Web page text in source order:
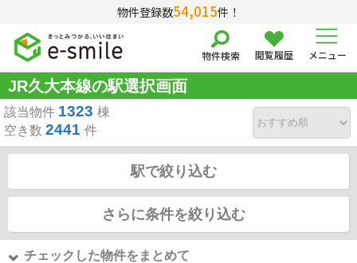
物件登録数54,015件！
物件検索 閲覧履歴 メニュー
JR久大本線の駅選択画面
該当物件 1323 棟
空き数 2441 件
駅で絞り込む
さらに条件を絞り込む
チェックした物件をまとめて